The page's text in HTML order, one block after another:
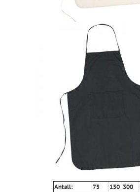
Antall: 75 150 300